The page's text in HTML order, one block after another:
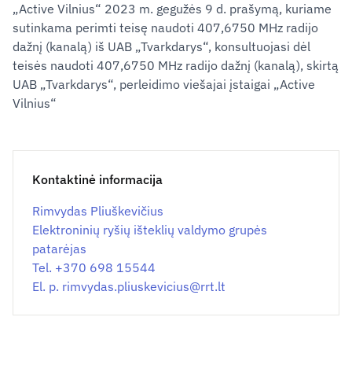
„Active Vilnius“ 2023 m. gegužės 9 d. prašymą, kuriame
sutinkama perimti teisę naudoti 407,6750 MHz radijo
dažnį (kanalą) iš UAB „Tvarkdarys“, konsultuojasi dėl
teisės naudoti 407,6750 MHz radijo dažnį (kanalą), skirtą
UAB „Tvarkdarys“, perleidimo viešajai įstaigai „Active
Vilnius“
Kontaktinė informacija
Rimvydas Pliuškevičius
Elektroninių ryšių išteklių valdymo grupės
patarėjas
Tel. +370 698 15544
El. p. rimvydas.pliuskevicius@rrt.lt